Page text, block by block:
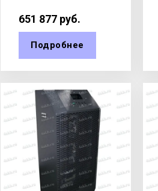
651 877 руб.
Подробнее